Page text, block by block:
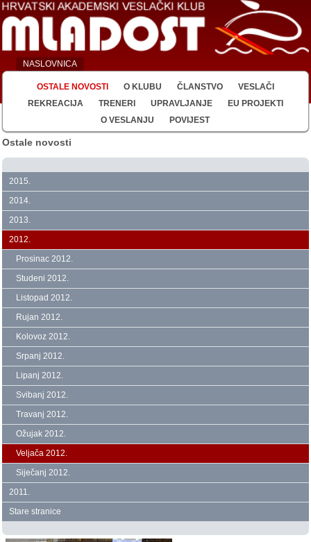
NASLOVNICA
OSTALE NOVOSTI O KLUBU ČLANSTVO
VESLAČI
REKREACIJA
TRENERI UPRAVLJANJE
EU PROJEKTI
O VESLANJU
POVIJEST
Ostale novosti
2015.
2014.
2013.
2012.
Prosinac 2012.
Studeni 2012.
Listopad 2012.
Rujan 2012.
Kolovoz 2012.
Srpanj 2012.
Lipanj 2012.
Svibanj 2012.
Travanj 2012.
Ožujak 2012.
Veljača 2012.
Siječanj 2012.
2011.
Stare stranice